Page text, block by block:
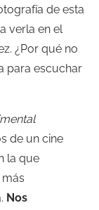
de esta
verla en el
¿Por qué no
para escuchar
de un cine
la que
Nos